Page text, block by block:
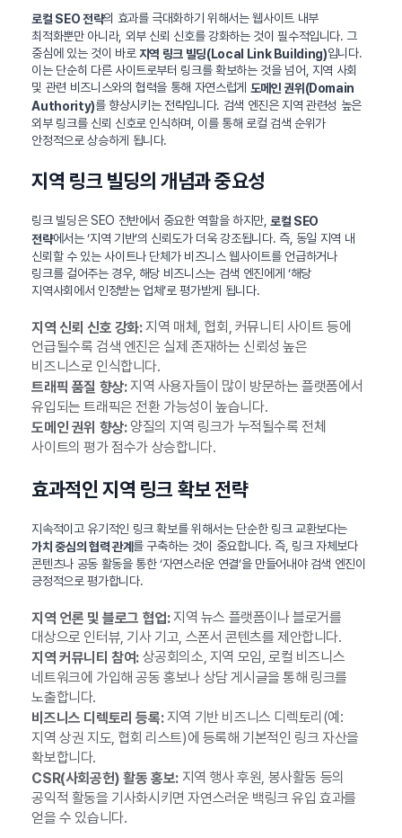
로컬 SEO 전략의 효과를 극대화하기 위해서는 웹사이트 내부
최적화뿐만 아니라, 외부 신뢰 신호를 강화하는 것이 필수적입니다. 그
중심에 있는 것이 바로 지역 링크 빌딩(Local Link Building)입니다.
이는 단순히 다른 사이트로부터 링크를 확보하는 것을 넘어, 지역 사회
및 관련 비즈니스와의 협력을 통해 자연스럽게 도메인 권위(Domain
Authority)를 향상시키는 전략입니다. 검색 엔진은 지역 관련성 높은
외부 링크를 신뢰 신호로 인식하며, 이를 통해 로컬 검색 순위가
안정적으로 상승하게 됩니다.
지역 링크 빌딩의 개념과 중요성
링크 빌딩은 SEO 전반에서 중요한 역할을 하지만, 로컬 SEO
전략에서는 ‘지역 기반’의 신뢰도가 더욱 강조됩니다. 즉, 동일 지역 내
신뢰할 수 있는 사이트나 단체가 비즈니스 웹사이트를 언급하거나
링크를 걸어주는 경우, 해당 비즈니스는 검색 엔진에게 ‘해당
지역사회에서 인정받는 업체’로 평가받게 됩니다.
지역 신뢰 신호 강화:지역 매체, 협회, 커뮤니티 사이트 등에
언급될수록 검색 엔진은 실제 존재하는 신뢰성 높은
비즈니스로 인식합니다.
트래픽 품질 향상:지역 사용자들이 많이 방문하는 플랫폼에서
유입되는 트래픽은 전환 가능성이 높습니다.
도메인 권위 향상:양질의 지역 링크가 누적될수록 전체
사이트의 평가 점수가 상승합니다.
효과적인 지역 링크 확보 전략
지속적이고 유기적인 링크 확보를 위해서는 단순한 링크 교환보다는
가치 중심의 협력 관계 를 구축하는 것이 중요합니다. 즉, 링크 자체보다
콘텐츠나 공동 활동을 통한 ‘자연스러운 연결’을 만들어내야 검색 엔진이
긍정적으로 평가합니다.
지역 언론 및 블로그 협업:지역 뉴스 플랫폼이나 블로거를
대상으로 인터뷰, 기사 기고, 스폰서 콘텐츠를 제안합니다.
지역 커뮤니티 참여:상공회의소, 지역 모임, 로컬 비즈니스
네트워크에 가입해 공동 홍보나 상담 게시글을 통해 링크를
노출합니다.
비즈니스 디렉토리 등록:지역 기반 비즈니스 디렉토리(예:
지역 상권 지도, 협회 리스트)에 등록해 기본적인 링크 자산을
확보합니다.
CSR(사회공헌) 활동 홍보:지역 행사 후원, 봉사활동 등의
공익적 활동을 기사화시키면 자연스러운 백링크 유입 효과를
얻을 수 있습니다.